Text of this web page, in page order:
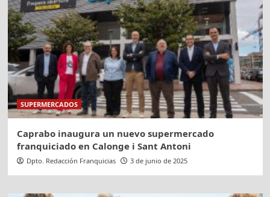
SUPERMERCADOS
Caprabo inaugura un nuevo supermercado
franquiciado en Calonge i Sant Antoni
Dpto. Redacción Franquicias 3 de junio de 2025